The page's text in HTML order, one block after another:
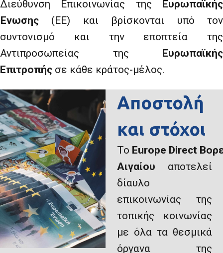
Διεύθυνση Επικοινωνίας της Ευρωπαϊκής
Ένωσης (ΕΕ) και βρίσκονται υπό τον
συντονισμό και την εποπτεία της
Αντιπροσωπείας της Ευρωπαϊκής
Επιτροπής σε κάθε κράτος-μέλος.
Αποστολή
και στόχοι
Το Europe Direct
Αιγαίου αποτελεί
δίαυλο
επικοινωνίας της
τοπικής κοινωνίας
με όλα τα θεσμικά
όργανα της